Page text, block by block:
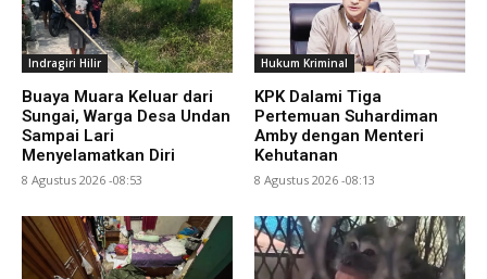
Indragiri Hilir
Buaya Muara Keluar dari
Sungai, Warga Desa Undan
Sampai Lari
Menyelamatkan Diri
8 Agustus 2026 -08:53
Hukum Kriminal
KPK Dalami Tiga
Pertemuan Suhardiman
Amby dengan Menteri
Kehutanan
8 Agustus 2026 -08:13